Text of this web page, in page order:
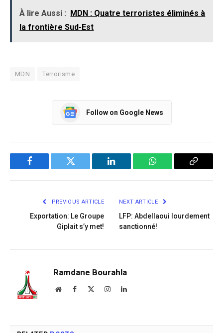
À lire Aussi :
MDN : Quatre terroristes éliminés à
la frontière Sud-Est
MDN Terrorisme
Follow on Google News
Facebook Twitter LinkedIn WhatsApp Copy
PREVIOUS ARTICLE
Exportation: Le Groupe
Giplait s’y met!
NEXT ARTICLE
LFP: Abdellaoui lourdement
sanctionné!
Ramdane Bourahla
WebsiteFacebook InstagramLinkedIn